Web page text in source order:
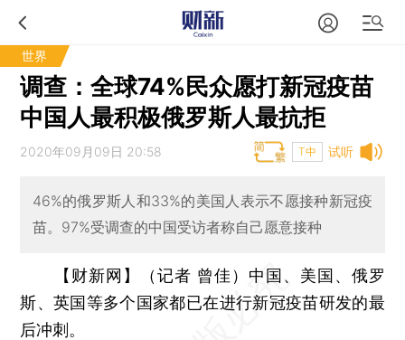
世界
调查：全球74%民众愿打新冠疫苗
中国人最积极俄罗斯人最抗拒
试听
2020年09月09日 20:58 T中
46%的俄罗斯人和33%的美国人表示不愿接种新冠疫
苗。97%受调查的中国受访者称自己愿意接种
【财新网】（记者 曾佳） 中国、美国、俄罗
斯、英国等多个国家都已在进行新冠疫苗研发的最
后冲刺。